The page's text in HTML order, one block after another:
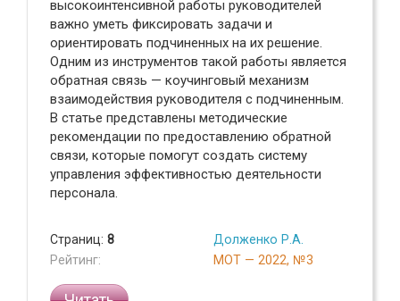
высокоинтенсивной работы руководителей
важно уметь фиксировать задачи и
ориентировать подчиненных на их решение.
Одним из инструментов такой работы является
обратная связь — коучинговый механизм
взаимодействия руководителя с подчиненным.
В статье представлены методические
рекомендации по предоставлению обратной
связи, которые помогут создать систему
управления эффективностью деятельности
персонала.
Страниц: 8
Рейтинг:
Долженко Р.А.
МОТ — 2022, №3